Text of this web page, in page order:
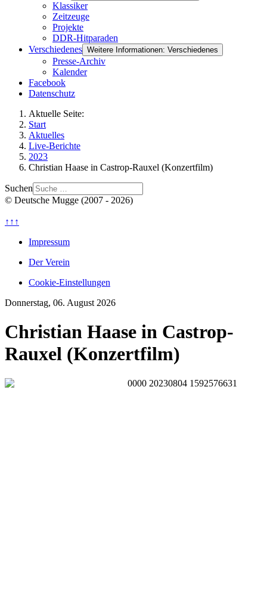
Klassiker
Zeitzeuge
Projekte
DDR-Hitparaden
Verschiedenes Weitere Informationen: Verschiedenes
Presse-Archiv
Kalender
Facebook
Datenschutz
Aktuelle Seite:
Start
Aktuelles
Live-Berichte
2023
Christian Haase in Castrop-Rauxel (Konzertfilm)
Suchen
© Deutsche Mugge (2007 - 2026)
↑↑↑
Impressum
Der Verein
Cookie-Einstellungen
Donnerstag, 06. August 2026
Christian Haase in Castrop-
Rauxel (Konzertfilm)